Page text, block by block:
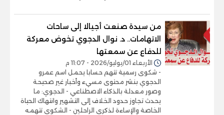
من سيدة صنعت أجيالا إلى ساحات
الاتهامات.. د. نوال الدجوي تخوض معركة
للدفاع عن سمعتها
الأربعاء 01/يوليو/2026 - 11:07 م
- شكوى رسمية تتهم حسابا يحمل اسم عمرو
الدجوي بنشر محتوى مسيء وأخبار غير صحيحة
وصور معدلة بالذكاء الاصطناعي - الدجوي: ما
يحدث تجاوز حدود الخلاف إلى التشهير وانتهاك الحياة
الخاصة والإساءة لذكرى الراحلين - الشكوى تتهمه